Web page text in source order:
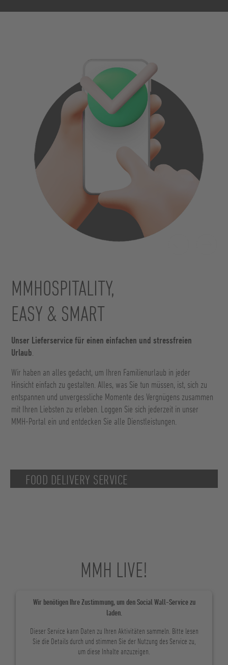
MMHOSPITALITY,
EASY & SMART
Unser Lieferservice für einen einfachen und stressfreien
Urlaub
Wir haben an alles gedacht, um Ihren Familienurlaub in jeder
Hinsicht einfach zu gestalten. Alles, was Sie tun müssen, ist, sich zu
entspannen und unvergessliche Momente des Vergnügens zusammen
mit Ihren Liebsten zu erleben. Loggen Sie sich jederzeit in unser
MMH-Portal ein und entdecken Sie alle Dienstleistungen.
FOOD DELIVERY SERVICE
Wählen Sie verschiedene Köstlichkeiten des Restaurants „La Bercia“ in
La Villa, “La Tambra” und „L’Ostí” in Corvara, “Jägerhof” in Colfosco
auf jeden Geschmack Ihrer Familie im gemütlichen Apartment zutrifft.
zwingend das Haus verlassen müssen, wenn die Kinder müde sind, aber bei
ungünstigen Wetterbedingungen.
MMH LIVE!
Wir benötigen Ihre Zustimmung, um den Social Wall-Service zu
laden.
Dieser Service kann Daten zu Ihren Aktivitäten sammeln. Bitte lesen
Sie die Details durch und stimmen Sie der Nutzung des Service zu,
um diese Inhalte anzuzeigen.